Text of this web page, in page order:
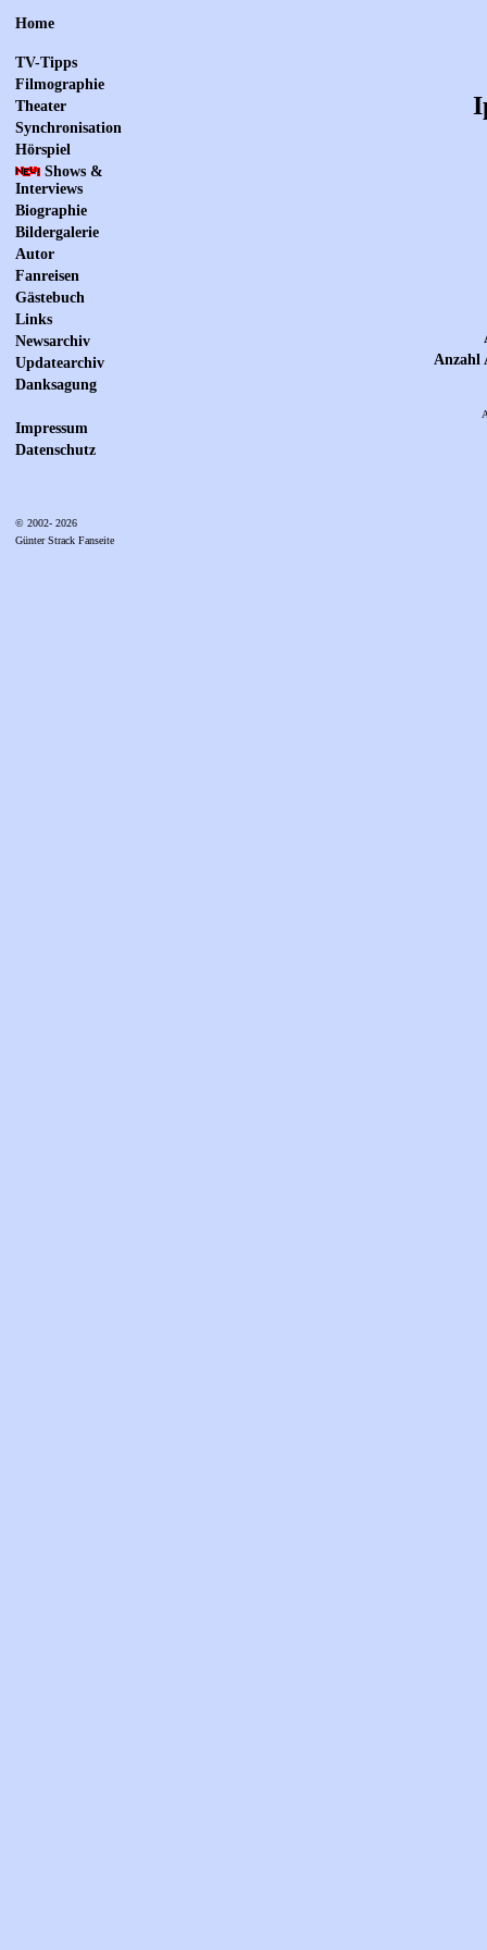
Home
TV-Tipps
Filmographie
Theater
Synchronisation
Hörspiel
Shows &
Interviews
Biographie
Bildergalerie
Autor
Fanreisen
Gästebuch
Links
Newsarchiv
Updatearchiv
Danksagung
Impressum
Datenschutz
© 2002- 2026
Günter Strack Fanseite
Anzahl